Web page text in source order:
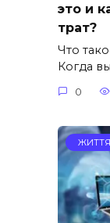
это и
трат?
Что
Когда
0
ЖИТТЯ